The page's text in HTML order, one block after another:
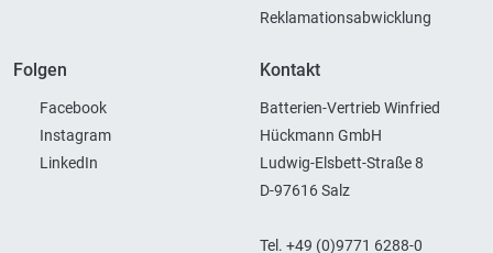
Reklamationsabwicklung
Folgen
Facebook
Instagram
LinkedIn
Kontakt
Batterien-Vertrieb Winfried
Hückmann GmbH
Ludwig-Elsbett-Straße 8
D-97616 Salz
Tel. +49 (0)9771 6288-0